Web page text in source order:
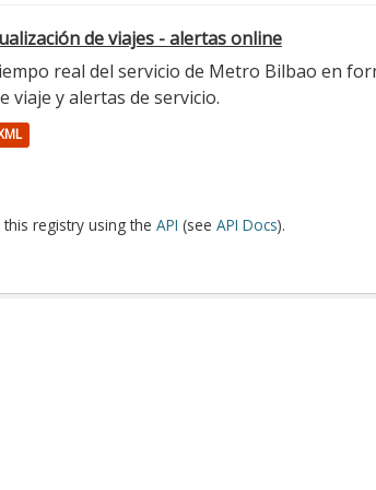
de viajes - alertas online
real del servicio de Metro Bilbao en
viaje y alertas de servicio.
registry using the API (see API Docs).